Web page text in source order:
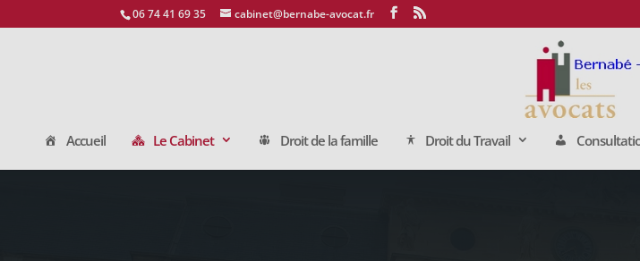
06 74 41 69 35 cabinet@bernabe-avocat.fr
Accueil Le Cabinet Droit de la famille Droit du Travail